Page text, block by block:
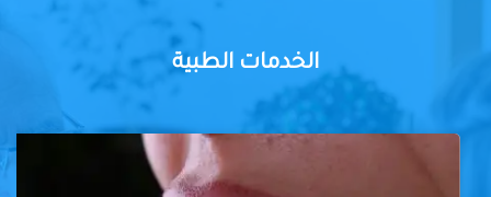
الخدمات الطبية